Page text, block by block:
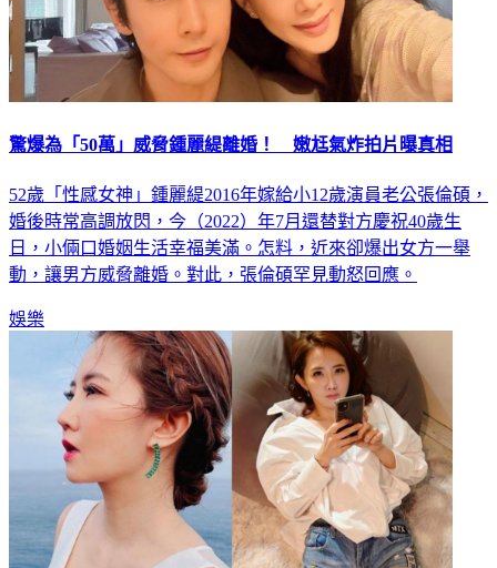
驚爆為「50萬」威脅鍾麗緹離婚！ 嫩尪氣炸拍片曝真相
52歲「性感女神」鍾麗緹2016年嫁給小12歲演員老公張倫碩，
婚後時常高調放閃，今（2022）年7月還替對方慶祝40歲生
日，小倆口婚姻生活幸福美滿。怎料，近來卻爆出女方一舉
動，讓男方威脅離婚。對此，張倫碩罕見動怒回應。
娛樂